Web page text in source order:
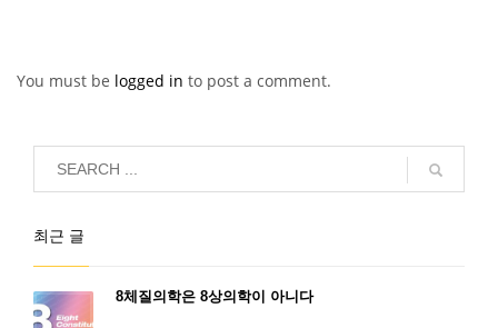
You must be logged in to post a comment.
최근 글
8체질의학은 8상의학이 아니다